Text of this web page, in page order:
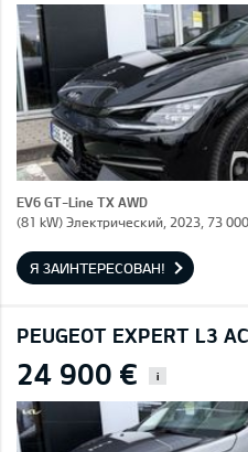
EV6 GT-Line TX AWD
(81 kW) Электрический, 2023, 73
Я ЗАИНТЕРЕСОВАН!
PEUGEOT EXPERT L3
24 900 € i